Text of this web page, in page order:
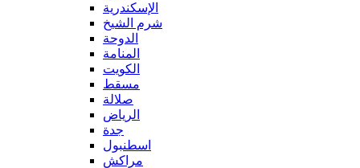
الإسكندرية
شرم الشيخ
الدوحة
المنامة
الكويت
مسقط
صلالة
الرياض
جدة
اسطنبول
مراكش